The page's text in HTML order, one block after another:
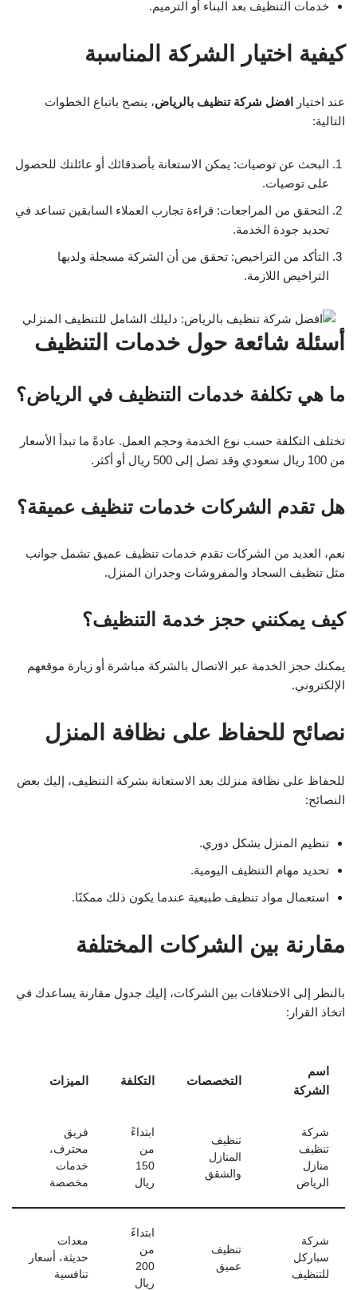
خدمات التنظيف بعد البناء أو الترميم.
كيفية اختيار الشركة المناسبة
عند اختيار افضل شركة تنظيف بالرياض، ينصح باتباع الخطوات
التالية:
البحث عن توصيات: يمكن الاستعانة بأصدقائك أو عائلتك للحصول
على توصيات.
التحقق من المراجعات: قراءة تجارب العملاء السابقين تساعد في
تحديد جودة الخدمة.
التأكد من التراخيص: تحقق من أن الشركة مسجلة ولديها
التراخيص اللازمة.
أسئلة شائعة حول خدمات التنظيف
ما هي تكلفة خدمات التنظيف في الرياض؟
تختلف التكلفة حسب نوع الخدمة وحجم العمل. عادةً ما تبدأ الأسعار
من 100 ريال سعودي وقد تصل إلى 500 ريال أو أكثر.
هل تقدم الشركات خدمات تنظيف عميقة؟
نعم، العديد من الشركات تقدم خدمات تنظيف عميق تشمل جوانب
مثل تنظيف السجاد والمفروشات وجدران المنزل.
كيف يمكنني حجز خدمة التنظيف؟
يمكنك حجز الخدمة عبر الاتصال بالشركة مباشرة أو زيارة موقعهم
الإلكتروني.
نصائح للحفاظ على نظافة المنزل
للحفاظ على نظافة منزلك بعد الاستعانة بشركة التنظيف، إليك بعض
النصائح:
تنظيم المنزل بشكل دوري.
تحديد مهام التنظيف اليومية.
استعمال مواد تنظيف طبيعية عندما يكون ذلك ممكنًا.
مقارنة بين الشركات المختلفة
بالنظر إلى الاختلافات بين الشركات، إليك جدول مقارنة يساعدك في
اتخاذ القرار:
اسم
الشركة
التخصصات التكلفة الميزات
شركة
تنظيف
منازل
الرياض
تنظيف
المنازل
والشقق
ابتداءً
من
150
ريال
فريق
محترف،
خدمات
مخصصة
شركة
سباركل
للتنظيف
تنظيف
عميق
ابتداءً
من
200
ريال
معدات
حديثة، أسعار
تنافسية